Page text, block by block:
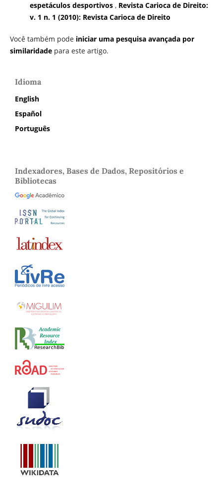
espetáculos desportivos , Revista Carioca de Direito:
v. 1 n. 1 (2010): Revista Carioca de Direito
Você também pode iniciar uma pesquisa avançada por
similaridadepara este artigo.
Idioma
English
Español
Português
Indexadores, Bases de Dados, Repositórios e
Bibliotecas